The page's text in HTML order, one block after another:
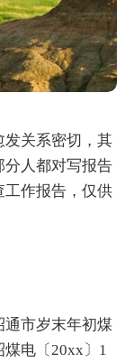
发关系密切，其
分人都对写报告
工作报告，仅供
通市岁末年初煤
电〔20xx〕1